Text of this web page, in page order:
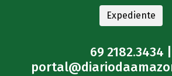
Expediente
69 2182.3434 |